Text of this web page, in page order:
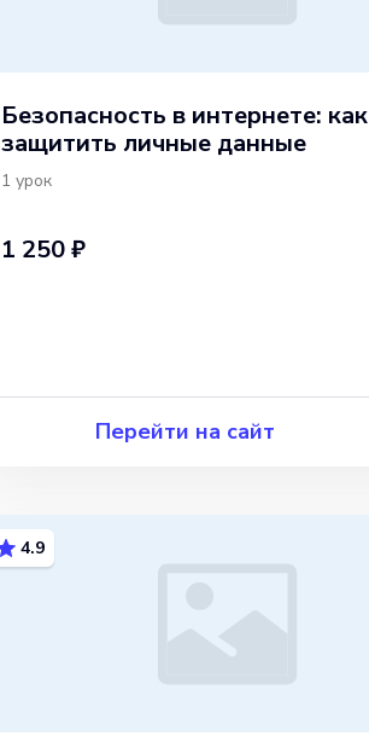
Безопасность в интернете: как
защитить личные данные
1 урок
1 250 ₽
Перейти на сайт
4.9